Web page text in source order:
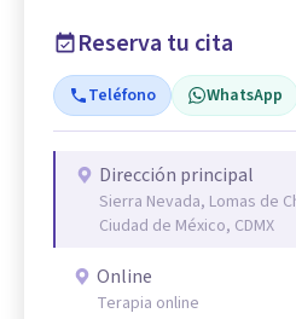
Reserva tu cita
Teléfono WhatsApp
Dirección principal
Sierra Nevada, Lomas de
Ciudad de México, CDMX
Online
Terapia online